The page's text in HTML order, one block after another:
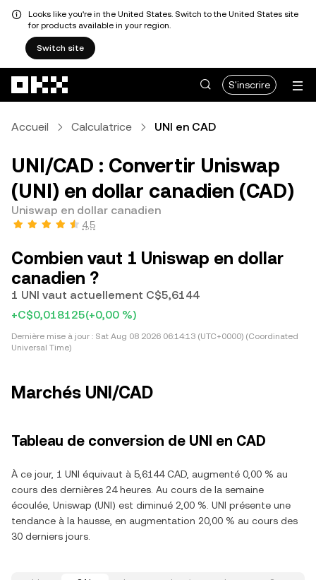
Looks like you're in the United States. Switch to the United States site
for products available in your region.
Switch site
S'inscrire
Accueil Calculatrice UNI en CAD
UNI/CAD : Convertir Uniswap
(UNI) en dollar canadien (CAD)
Uniswap en dollar canadien
4,5
Combien vaut 1 Uniswap en dollar
canadien ?
1 UNI vaut actuellement C$5,6144
+C$0,018125(+0,00 %)
Dernière mise à jour : Sat Aug 08 2026 06:14:13 (UTC+0000) (Coordinated
Universal Time)
Marchés UNI/CAD
Tableau de conversion de UNI en CAD
À ce jour, 1 UNI équivaut à 5,6144 CAD, augmenté 0,00 % au
cours des dernières 24 heures. Au cours de la semaine
écoulée, Uniswap (UNI) est diminué 2,00 %. UNI présente une
tendance à la hausse, en augmentation 20,00 % au cours des
30 derniers jours.